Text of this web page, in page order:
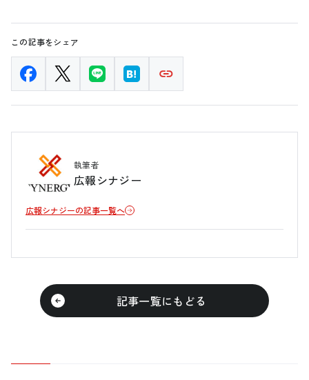
この記事をシェア
執筆者
広報シナジー
広報シナジーの記事一覧へ
記事一覧にもどる